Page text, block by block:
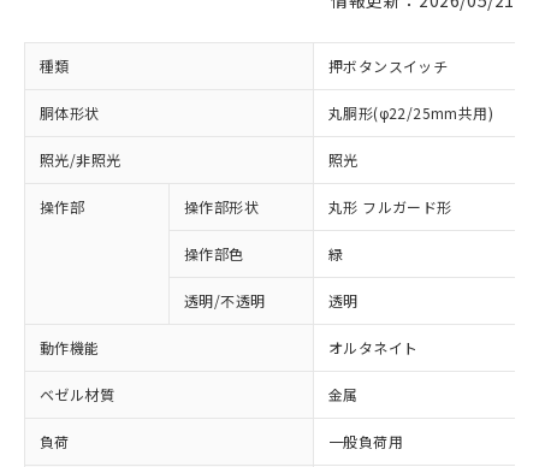
種類 押ボタンスイッチ
胴体形状 丸胴形(φ22/25mm共用)
照光/非照光 照光
操作部 操作部形状 丸形 フルガード形
操作部色 緑
透明/不透明 透明
動作機能 オルタネイト
ベゼル材質 金属
負荷 一般負荷用